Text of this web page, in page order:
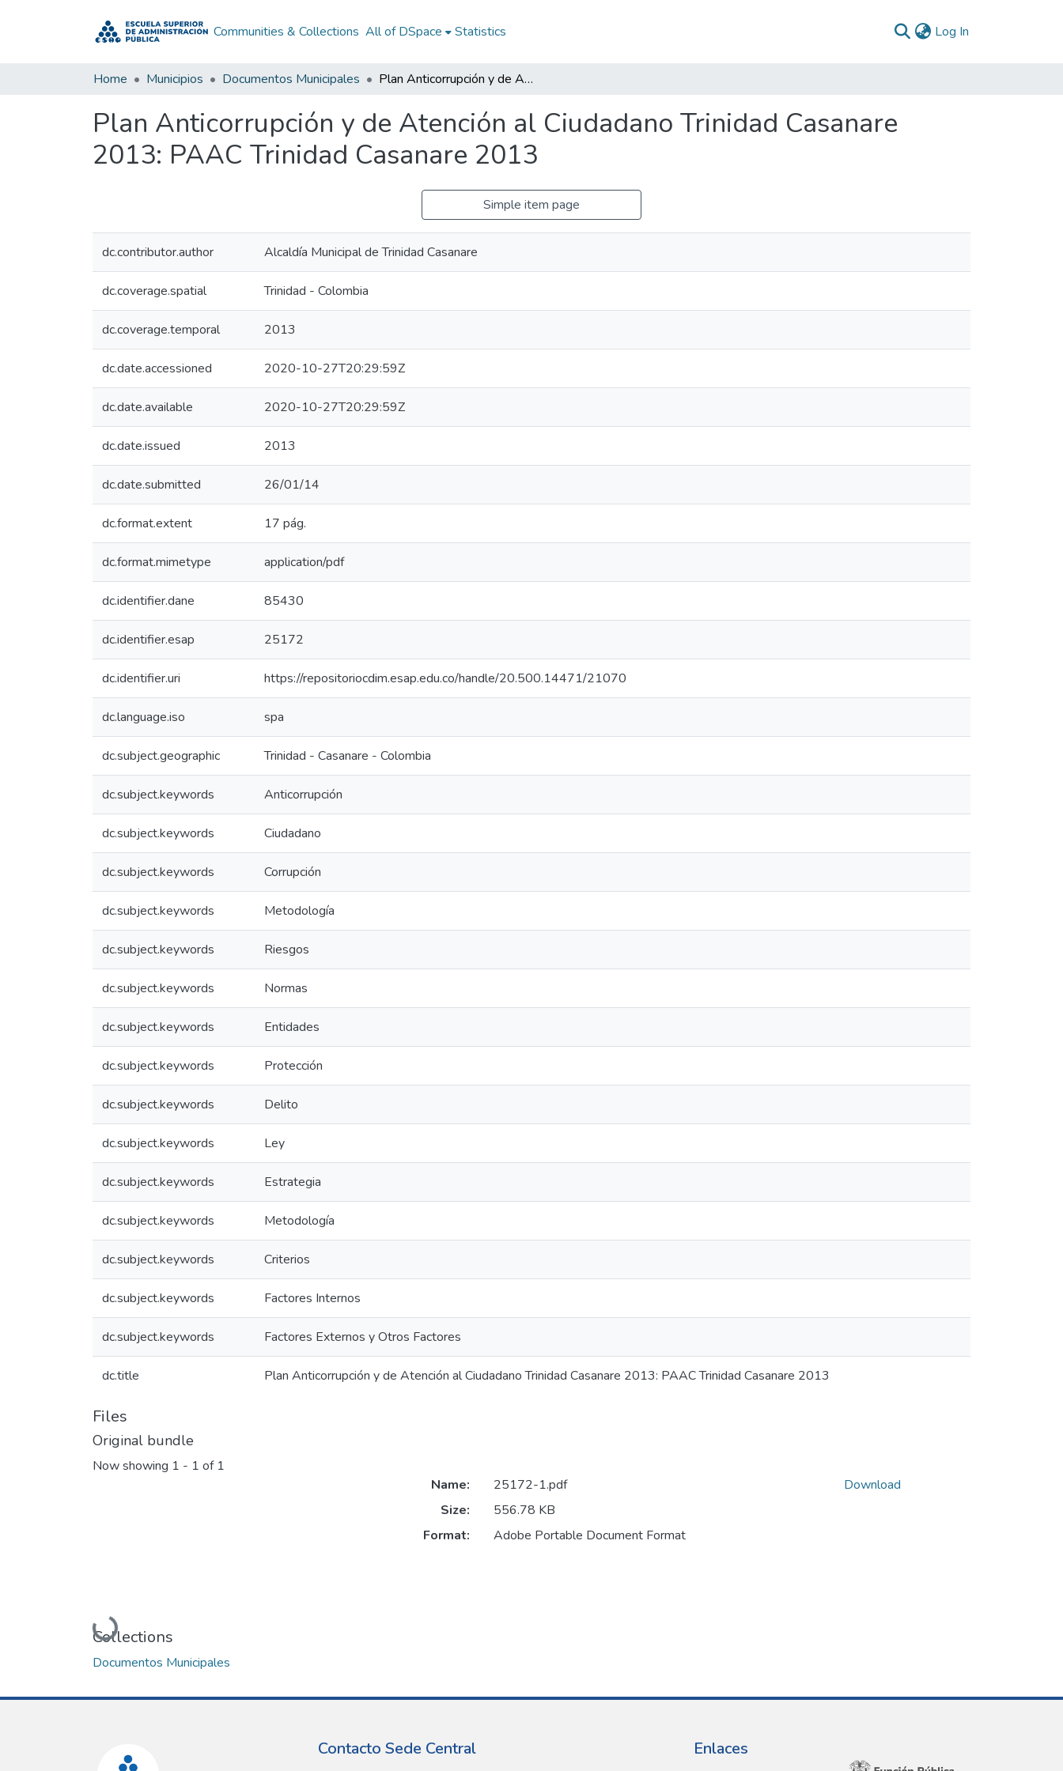
Communities & Collections All of DSpace Statistics Log In
Home Municipios Documentos Municipales Plan Anticorrupción y de Atención al Ciudadano Trinidad Casanare 2013: PAAC Trinidad Casanare 2013
Plan Anticorrupción y de Atención al Ciudadano Trinidad Casanare
2013: PAAC Trinidad Casanare 2013
Simple item page
dc.contributor.author Alcaldía Municipal de Trinidad Casanare
dc.coverage.spatial Trinidad - Colombia
dc.coverage.temporal 2013
dc.date.accessioned 2020-10-27T20:29:59Z
dc.date.available 2020-10-27T20:29:59Z
dc.date.issued 2013
dc.date.submitted 26/01/14
dc.format.extent 17 pág.
dc.format.mimetype application/pdf
dc.identifier.dane 85430
dc.identifier.esap 25172
dc.identifier.uri https://repositoriocdim.esap.edu.co/handle/20.500.14471/21070
dc.language.iso spa
dc.subject.geographic Trinidad - Casanare - Colombia
dc.subject.keywords Anticorrupción
dc.subject.keywords Ciudadano
dc.subject.keywords Corrupción
dc.subject.keywords Metodología
dc.subject.keywords Riesgos
dc.subject.keywords Normas
dc.subject.keywords Entidades
dc.subject.keywords Protección
dc.subject.keywords Delito
dc.subject.keywords Ley
dc.subject.keywords Estrategia
dc.subject.keywords Metodología
dc.subject.keywords Criterios
dc.subject.keywords Factores Internos
dc.subject.keywords Factores Externos y Otros Factores
dc.title Plan Anticorrupción y de Atención al Ciudadano Trinidad Casanare 2013: PAAC Trinidad Casanare 2013
Files
Original bundle
Now showing 1 - 1 of 1
Loading...
Name:
25172-1.pdf
Size:
556.78 KB
Format:
Adobe Portable Document Format
Download
Collections
Documentos Municipales
Contacto Sede Central Enlaces